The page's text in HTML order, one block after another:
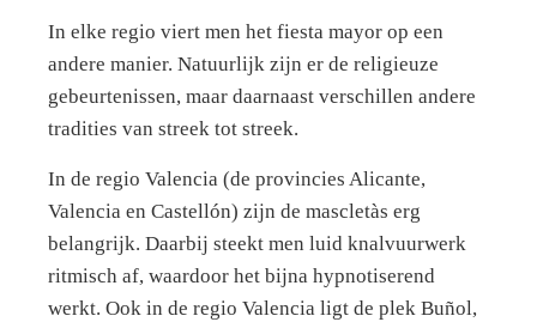
In elke regio viert men het fiesta mayor op een
andere manier. Natuurlijk zijn er de religieuze
gebeurtenissen, maar daarnaast verschillen andere
tradities van streek tot streek.
In de regio Valencia (de provincies Alicante,
Valencia en Castellón) zijn de mascletàs erg
belangrijk. Daarbij steekt men luid knalvuurwerk
ritmisch af, waardoor het bijna hypnotiserend
werkt. Ook in de regio Valencia ligt de plek Buñol,